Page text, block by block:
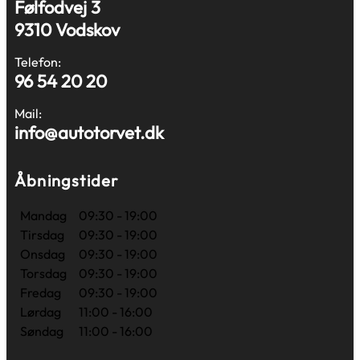
Følfodvej 3
9310 Vodskov
Telefon:
96 54 20 20
Mail:
info@autotorvet.dk
Åbningstider
Mandag
09:30 - 19:00
Tirsdag
09:30 - 19:00
Onsdag
09:30 - 19:00
Torsdag
09:30 - 19:00
Fredag
09:30 - 19:00
Lørdag
11:00 - 16:00
Søndag
11:00 - 16:00